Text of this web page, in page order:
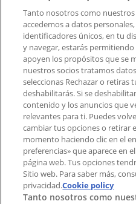
Contacto comercial y
Tienda mal colocada
Notificar un folleto
¿Encontraste un
aplicación?
Índices
Marcas
Marcas locales
Negocios
Negocios cercanos
Tanto nosotros como nuestros
accedemos a datos
identificadores únicos, en tu
y navegar, estarás
apoyen los propósitos que se
nuestros socios tratamos
seleccionas Rechazar o retiras
deshabilitarás. Si se
contenido y los anuncios que
relevantes para ti. Puedes
cambiar tus opciones o retirar
momento haciendo clic en el
preferencias» que aparece en
página web. Tus opciones
Sitio web. Para saber más,
privacidad.Cookie policy
Tanto nosotros como